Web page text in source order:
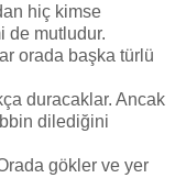
hiç kimse
de mutludur.
orada başka türlü
duracaklar. Ancak
dilediğini
gökler ve yer